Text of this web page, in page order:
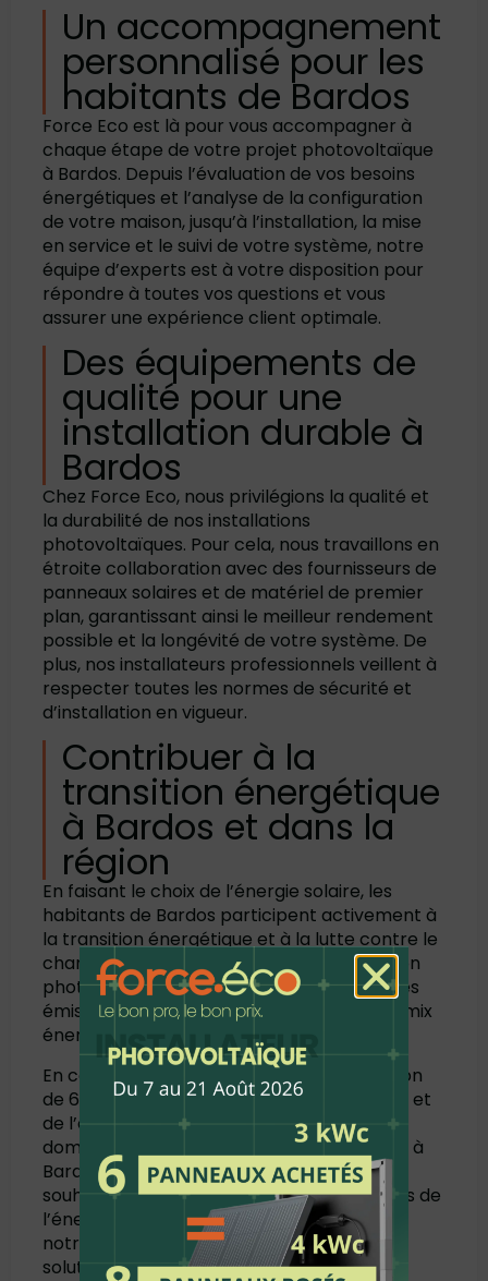
Un accompagnement
personnalisé pour les
habitants de Bardos
Force Eco est là pour vous accompagner à
chaque étape de votre projet photovoltaïque
à Bardos. Depuis l’évaluation de vos besoins
énergétiques et l’analyse de la configuration
de votre maison, jusqu’à l’installation, la mise
en service et le suivi de votre système, notre
équipe d’experts est à votre disposition pour
répondre à toutes vos questions et vous
assurer une expérience client optimale.
Des équipements de
qualité pour une
installation durable à
Bardos
Chez Force Eco, nous privilégions la qualité et
la durabilité de nos installations
photovoltaïques. Pour cela, nous travaillons en
étroite collaboration avec des fournisseurs de
panneaux solaires et de matériel de premier
plan, garantissant ainsi le meilleur rendement
possible et la longévité de votre système. De
plus, nos installateurs professionnels veillent à
respecter toutes les normes de sécurité et
d’installation en vigueur.
Contribuer à la
transition énergétique
à Bardos et dans la
région
En faisant le choix de l’énergie solaire, les
habitants de Bardos participent activement à
la transition énergétique et à la lutte contre le
changement climatique. Chaque installation
photovoltaïque contribue à la réduction des
émissions de CO2 et à la diversification du mix
énergétique local.
En conclusion, le succès de cette installation
de 6 kWc à Bardos témoigne de l’expertise et
de l’engagement de Force Eco dans le
domaine du photovoltaïque. Si vous résidez à
Bardos ou dans les environs et que vous
souhaitez vous aussi profiter des avantages de
l’énergie solaire, n’hésitez pas à contacter
notre équipe pour en savoir plus sur nos
solutions et nos services.